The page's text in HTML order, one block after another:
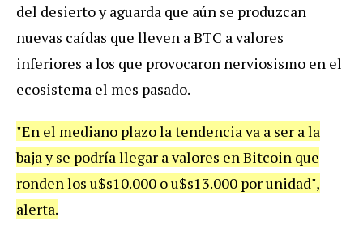
del desierto y aguarda que aún se produzcan
nuevas caídas que lleven a BTC a valores
inferiores a los que provocaron nerviosismo en el
ecosistema el mes pasado.
"En el mediano plazo la tendencia va a ser a la
baja y se podría llegar a valores en Bitcoin que
ronden los u$s10.000 o u$s13.000 por unidad",
alerta.